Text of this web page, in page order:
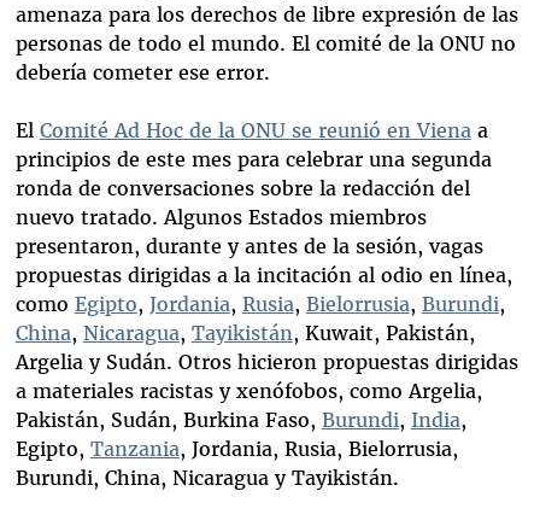
amenaza para los derechos de libre expresión de las
personas de todo el mundo. El comité de la ONU no
debería cometer ese error.
El Comité Ad Hoc de la ONU se reunió en Viena a
principios de este mes para celebrar una segunda
ronda de conversaciones sobre la redacción del
nuevo tratado. Algunos Estados miembros
presentaron, durante y antes de la sesión, vagas
propuestas dirigidas a la incitación al odio en línea,
como Egipto, Jordania, Rusia, Bielorrusia, Burundi,
China, Nicaragua, Tayikistán, Kuwait, Pakistán,
Argelia y Sudán. Otros hicieron propuestas dirigidas
a materiales racistas y xenófobos, como Argelia,
Pakistán, Sudán, Burkina Faso, Burundi, India,
Egipto, Tanzania, Jordania, Rusia, Bielorrusia,
Burundi, China, Nicaragua y Tayikistán.